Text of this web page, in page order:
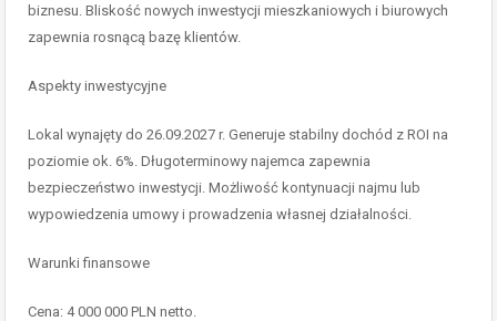
biznesu. Bliskość nowych inwestycji mieszkaniowych i biurowych
zapewnia rosnącą bazę klientów.
Aspekty inwestycyjne
Lokal wynajęty do 26.09.2027 r. Generuje stabilny dochód z ROI na
poziomie ok. 6%. Długoterminowy najemca zapewnia
bezpieczeństwo inwestycji. Możliwość kontynuacji najmu lub
wypowiedzenia umowy i prowadzenia własnej działalności.
Warunki finansowe
Cena: 4 000 000 PLN netto.